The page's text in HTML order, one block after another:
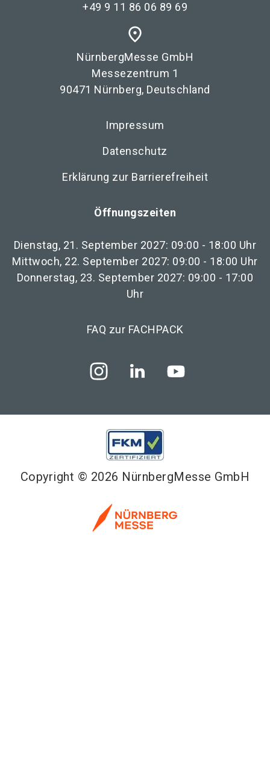
+49 9 11 86 06 89 69
place
NürnbergMesse GmbH
Messezentrum 1
90471 Nürnberg, Deutschland
Impressum
Datenschutz
Erklärung zur Barrierefreiheit
Öffnungszeiten
Dienstag, 21. September 2027: 09:00 - 18:00 Uhr
Mittwoch, 22. September 2027: 09:00 - 18:00 Uhr
Donnerstag, 23. September 2027: 09:00 - 17:00
Uhr
FAQ zur FACHPACK
Copyright © 2026 NürnbergMesse GmbH